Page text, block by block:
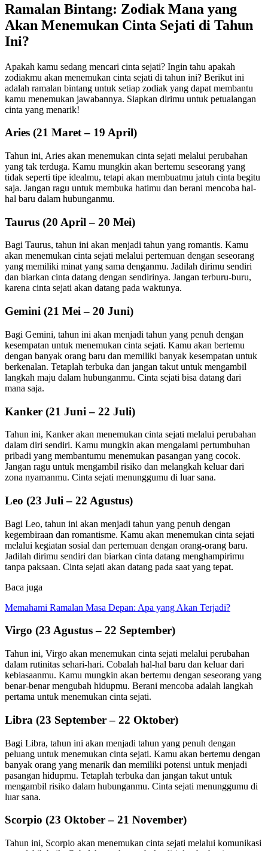
Ramalan Bintang: Zodiak Mana yang
Akan Menemukan Cinta Sejati di Tahun
Ini?
Apakah kamu sedang mencari cinta sejati? Ingin tahu apakah
zodiakmu akan menemukan cinta sejati di tahun ini? Berikut ini
adalah ramalan bintang untuk setiap zodiak yang dapat membantu
kamu menemukan jawabannya. Siapkan dirimu untuk petualangan
cinta yang menarik!
Aries (21 Maret – 19 April)
Tahun ini, Aries akan menemukan cinta sejati melalui perubahan
yang tak terduga. Kamu mungkin akan bertemu seseorang yang
tidak seperti tipe idealmu, tetapi akan membuatmu jatuh cinta begitu
saja. Jangan ragu untuk membuka hatimu dan berani mencoba hal-
hal baru dalam hubunganmu.
Taurus (20 April – 20 Mei)
Bagi Taurus, tahun ini akan menjadi tahun yang romantis. Kamu
akan menemukan cinta sejati melalui pertemuan dengan seseorang
yang memiliki minat yang sama denganmu. Jadilah dirimu sendiri
dan biarkan cinta datang dengan sendirinya. Jangan terburu-buru,
karena cinta sejati akan datang pada waktunya.
Gemini (21 Mei – 20 Juni)
Bagi Gemini, tahun ini akan menjadi tahun yang penuh dengan
kesempatan untuk menemukan cinta sejati. Kamu akan bertemu
dengan banyak orang baru dan memiliki banyak kesempatan untuk
berkenalan. Tetaplah terbuka dan jangan takut untuk mengambil
langkah maju dalam hubunganmu. Cinta sejati bisa datang dari
mana saja.
Kanker (21 Juni – 22 Juli)
Tahun ini, Kanker akan menemukan cinta sejati melalui perubahan
dalam diri sendiri. Kamu mungkin akan mengalami pertumbuhan
pribadi yang membantumu menemukan pasangan yang cocok.
Jangan ragu untuk mengambil risiko dan melangkah keluar dari
zona nyamanmu. Cinta sejati menunggumu di luar sana.
Leo (23 Juli – 22 Agustus)
Bagi Leo, tahun ini akan menjadi tahun yang penuh dengan
kegembiraan dan romantisme. Kamu akan menemukan cinta sejati
melalui kegiatan sosial dan pertemuan dengan orang-orang baru.
Jadilah dirimu sendiri dan biarkan cinta datang menghampirimu
tanpa paksaan. Cinta sejati akan datang pada saat yang tepat.
Baca juga
Memahami Ramalan Masa Depan: Apa yang Akan Terjadi?
Virgo (23 Agustus – 22 September)
Tahun ini, Virgo akan menemukan cinta sejati melalui perubahan
dalam rutinitas sehari-hari. Cobalah hal-hal baru dan keluar dari
kebiasaanmu. Kamu mungkin akan bertemu dengan seseorang yang
benar-benar mengubah hidupmu. Berani mencoba adalah langkah
pertama untuk menemukan cinta sejati.
Libra (23 September – 22 Oktober)
Bagi Libra, tahun ini akan menjadi tahun yang penuh dengan
peluang untuk menemukan cinta sejati. Kamu akan bertemu dengan
banyak orang yang menarik dan memiliki potensi untuk menjadi
pasangan hidupmu. Tetaplah terbuka dan jangan takut untuk
mengambil risiko dalam hubunganmu. Cinta sejati menunggumu di
luar sana.
Scorpio (23 Oktober – 21 November)
Tahun ini, Scorpio akan menemukan cinta sejati melalui komunikasi